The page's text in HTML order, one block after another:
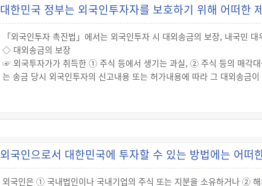
☞ 현금지원금을 분할해서 지급받는 경우 투자계획의 변경 또는 분할 지
원시기 등이 조정될 수 있습니다.
대한민국 정부는 외국인투자자를 보호하기 위해 어떠한
「외국인투자 촉진법」에서는 외국인투자 시 대외송금의 보장, 내국민
◇ 대외송금의 보장
☞ 외국투자가가 취득한 ① 주식 등에서 생기는 과실, ② 주식 등의 매각
는 송금 당시 외국인투자의 신고내용 또는 허가내용에 따라 그 대외송금
☞ 외국투자가와 외국인투자기업은 법률에 특별한 규정이 있는 경우를
인투자기업, 「외국인투자 촉진법」에 따른 차관의 대주에 대하여도 같이
외국인으로서 대한민국에 투자할 수 있는 방법에는 어떠
외국인은 ① 국내법인이나 국내기업의 주식 또는 지분을 소유하거나 ②